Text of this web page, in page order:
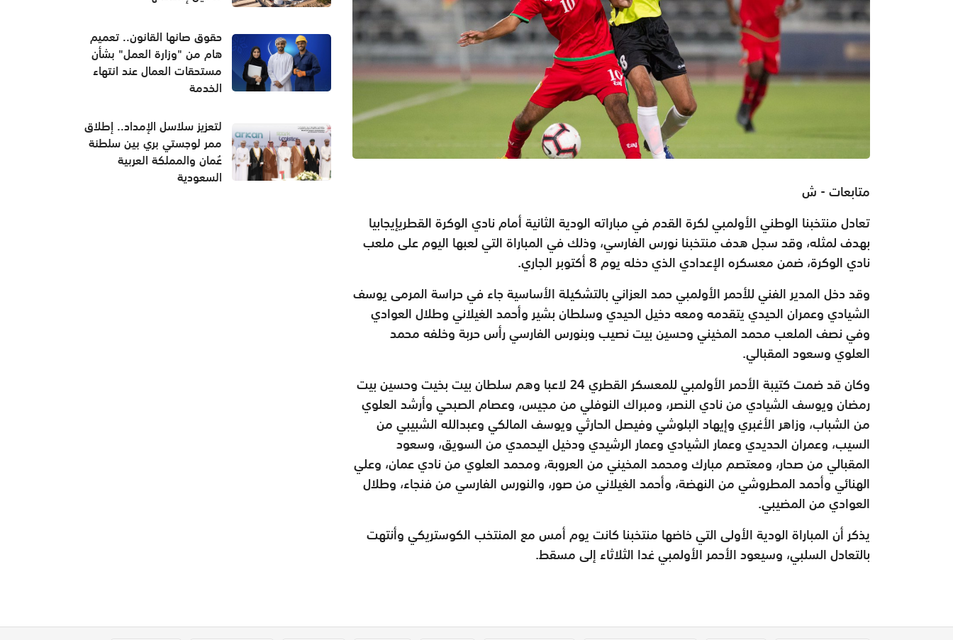
متابعات - ش
تعادل منتخبنا الوطني الأولمبي لكرة القدم في مباراته الودية الثانية أمام نادي الوكرة القطريإيجابيا
بهدف لمثله، وقد سجل هدف منتخبنا نورس الفارسي، وذلك في المباراة التي لعبها اليوم على ملعب
نادي الوكرة، ضمن معسكره الإعدادي الذي دخله يوم 8 أكتوبر الجاري.
وقد دخل المدير الفني للأحمر الأولمبي حمد العزاني بالتشكيلة الأساسية جاء في حراسة المرمى يوسف
الشيادي وعمران الحيدي يتقدمه ومعه دخيل الحيدي وسلطان بشير وأحمد الغيلاني وطلال العوادي
وفي نصف الملعب محمد المخيني وحسين بيت نصيب وبنورس الفارسي رأس حربة وخلفه محمد
العلوي وسعود المقبالي.
وكان قد ضمت كتيبة الأحمر الأولمبي للمعسكر القطري 24 لاعبا وهم سلطان بيت بخيت وحسين بيت
رمضان ويوسف الشيادي من نادي النصر، ومبراك النوفلي من مجيس، وعصام الصبحي وأرشد العلوي
من الشباب، وزاهر الأغبري وإيهاد البلوشي وفيصل الحارثي ويوسف المالكي وعبدالله الشبيبي من
السيب، وعمران الحديدي وعمار الشيادي وعمار الرشيدي ودخيل اليحمدي من السويق، وسعود
المقبالي من صحار، ومعتصم مبارك ومحمد المخيني من العروبة، ومحمد العلوي من نادي عمان، وعلي
الهنائي وأحمد المطروشي من النهضة، وأحمد الغيلاني من صور، والنورس الفارسي من فنجاء، وطلال
العوادي من المضيبي.
يذكر أن المباراة الودية الأولى التي خاضها منتخبنا كانت يوم أمس مع المنتخب الكوستريكي وأنتهت
بالتعادل السلبي، وسيعود الأحمر الأولمبي غدا الثلاثاء إلى مسقط.
حقوق صانها القانون.. تعميم
هام من "وزارة العمل" بشأن
مستحقات العمال عند انتهاء
الخدمة
لتعزيز سلاسل الإمداد.. إطلاق
ممر لوجستي بري بين سلطنة
عُمان والمملكة العربية
السعودية